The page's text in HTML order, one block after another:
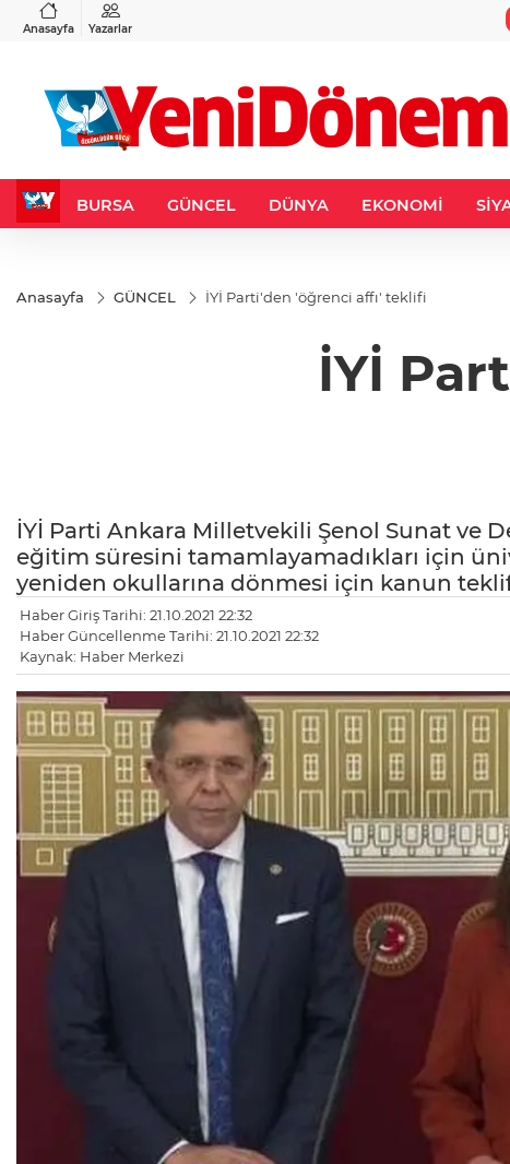
Anasayfa Yazarlar
%-0,22
BURSA GÜNCEL DÜNYA EKONOMİ
Anasayfa GÜNCEL İYİ Parti'den 'öğrenci affı' teklifi
İYİ
İYİ Parti Ankara Milletvekili Şenol Sunat ve
eğitim süresini tamamlayamadıkları için
yeniden okullarına dönmesi için kanun
Haber Giriş Tarihi: 21.10.2021 22:32
Haber Güncellenme Tarihi: 21.10.2021 22:32
Kaynak: Haber Merkezi